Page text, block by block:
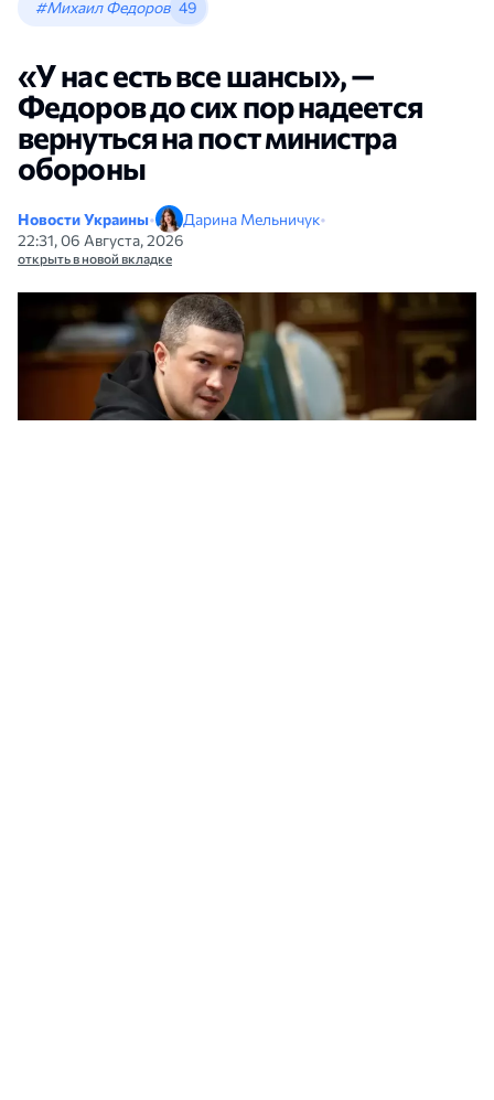
#Михаил Федоров 49
«У нас есть все шансы», —
Федоров до сих пор надеется
вернуться на пост министра
обороны
Новости Украины• Дарина Мельничук•
22:31, 06 Августа, 2026
открыть в новой вкладке